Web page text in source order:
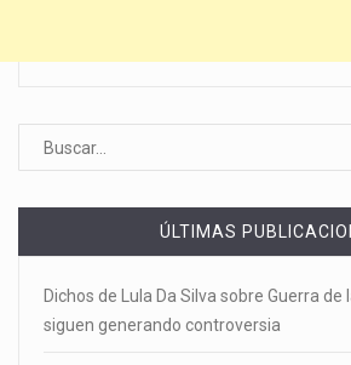
ÚLTIMAS
Dichos de Lula Da Silva sobre Guerra de
siguen generando controversia